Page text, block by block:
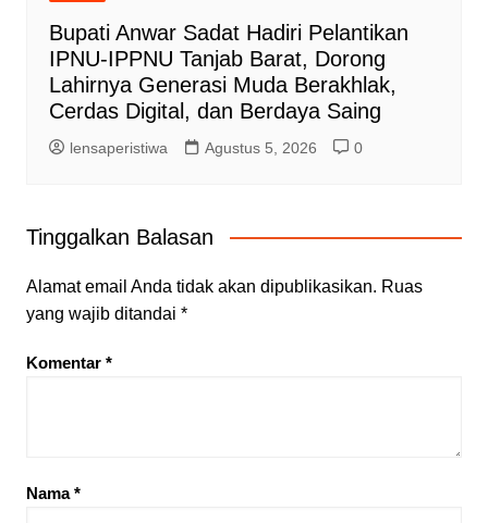
Bupati Anwar Sadat Hadiri Pelantikan
IPNU-IPPNU Tanjab Barat, Dorong
Lahirnya Generasi Muda Berakhlak,
Cerdas Digital, dan Berdaya Saing
lensaperistiwa Agustus 5, 2026 0
Tinggalkan Balasan
Alamat email Anda tidak akan dipublikasikan. Ruas
yang wajib ditandai *
Komentar *
Nama*